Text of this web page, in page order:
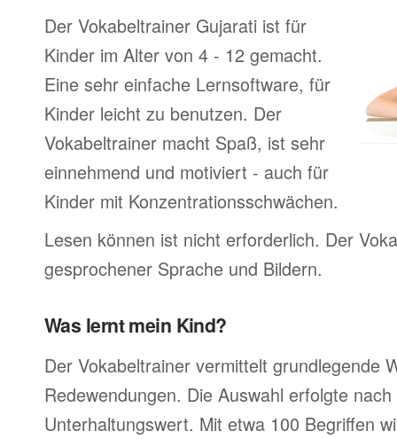
Der Vokabeltrainer Gujarati ist für
Kinder im Alter von 4 - 12 gemacht.
Eine sehr einfache Lernsoftware, für
Kinder leicht zu benutzen. Der
Vokabeltrainer macht Spaß, ist sehr
einnehmend und motiviert - auch für
Kinder mit Konzentrationsschwächen.
Lesen können ist nicht erforderlich. Der
gesprochener Sprache und Bildern.
Was lernt mein Kind?
Der Vokabeltrainer vermittelt grundlegende
Redewendungen. Die Auswahl erfolgte
Unterhaltungswert. Mit etwa 100 Begriffen